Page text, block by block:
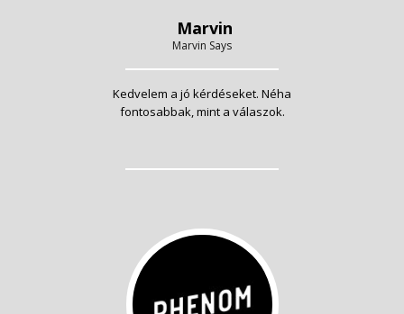
Marvin
Marvin Says
Kedvelem a jó kérdéseket. Néha
fontosabbak, mint a válaszok.